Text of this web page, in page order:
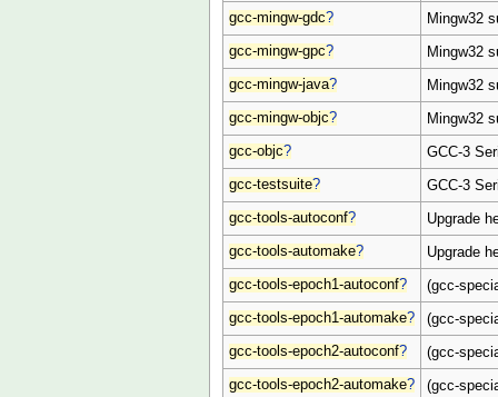
gcc-mingw-gdc? Mingw32
gcc-mingw-gpc? Mingw32
gcc-mingw-java? Mingw32
gcc-mingw-objc? Mingw32
gcc-objc? GCC-3
gcc-testsuite? GCC-3
gcc-tools-autoconf? Upgrade
gcc-tools-automake? Upgrade
gcc-tools-epoch1-autoconf? (gcc-
gcc-tools-epoch1-automake? (gcc-
gcc-tools-epoch2-autoconf? (gcc-
gcc-tools-epoch2-automake? (gcc-